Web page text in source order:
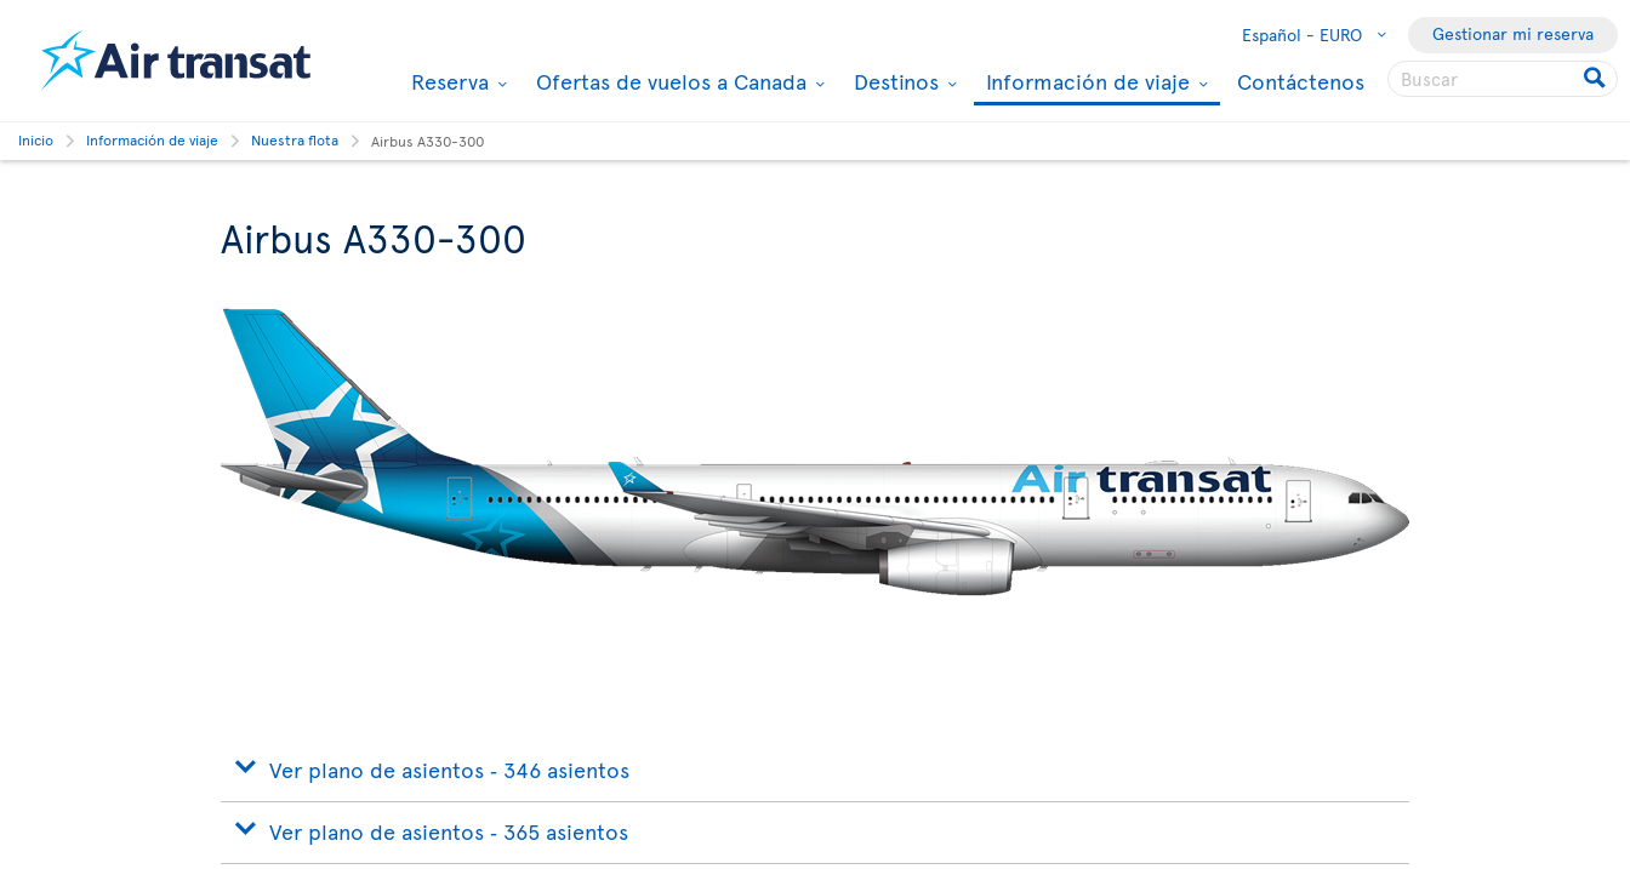
Español - EURO Gestionar mi reserva
Reserva Ofertas de vuelos a Canada Destinos Información de viaje Contáctenos
Inicio Información de viaje Nuestra flota Airbus A330-300
Airbus A330-300
Ver plano de asientos ‐ 346 asientos
Ver plano de asientos ‐ 365 asientos